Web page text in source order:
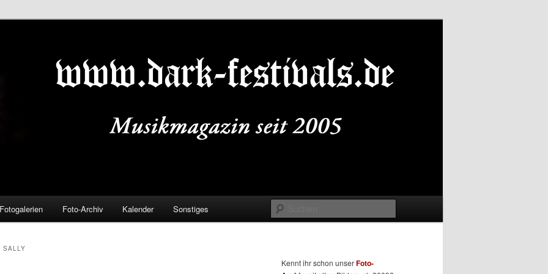
Fotogalerien Foto-Archiv Kalender Sonstiges
SALLY
Kennt ihr schon unserFoto-